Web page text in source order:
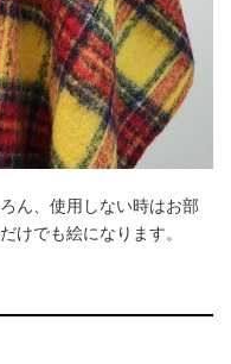
ん、使用しない時はお部
けでも絵になります。